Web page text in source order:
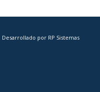
Desarrollado por RP Sistemas